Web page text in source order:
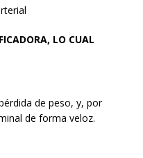
LO CUAL
de peso, y, por
de forma veloz.